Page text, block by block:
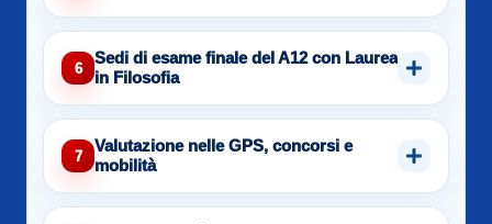
6
Sedi di esame finale del A12 con Laurea
in Filosofia
7
Valutazione nelle GPS, concorsi e
mobilità